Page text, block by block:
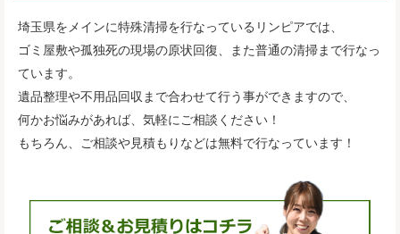
埼玉県をメインに特殊清掃を行なっているリンピアでは、
ゴミ屋敷や孤独死の現場の原状回復、また普通の清掃まで行なっ
ています。
遺品整理や不用品回収まで合わせて行う事ができますので、
何かお悩みがあれば、気軽にご相談ください！
もちろん、ご相談や見積もりなどは無料で行なっています！